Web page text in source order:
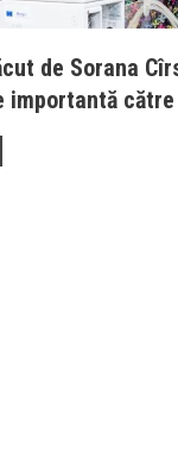
de Sorana
importantă